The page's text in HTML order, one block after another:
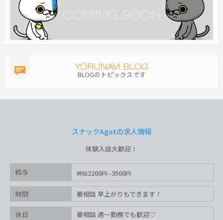
BLOGのトピックスです
スナックAgatの求人情報
体験入店大歓迎！
給与 時給2200円 3500円
時間 要相談 早上がりもできます！
休日 要相談 週一勤務でも歓迎♡